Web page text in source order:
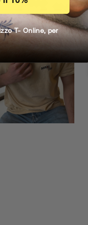
T- Online, per